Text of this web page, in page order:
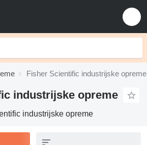
Fisher Scientific industrijske opreme
industrijske opreme
industrijske opreme